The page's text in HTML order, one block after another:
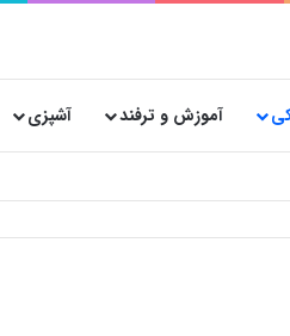
آموزش و ترفند آشپزی